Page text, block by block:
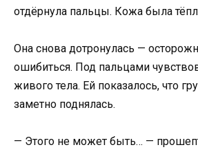
отдёрнула пальцы. Кожа была
Она снова дотронулась —
ошибиться. Под пальцами
живого тела. Ей показалось, что
заметно поднялась.
— Этого не может быть… —